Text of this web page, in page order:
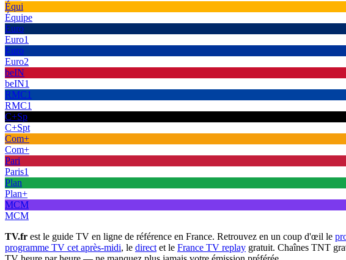
Équi
Équipe
Euro
Euro1
Euro
Euro2
beIN
beIN1
RMC1
RMC1
C+Sp
C+Spt
Com+
Com+
Pari
Paris1
Plan
Plan+
MCM
MCM
TV.fr est le guide TV en ligne de référence en France. Retrouvez en un coup d'œil le
programme TV cet après-midi, le direct et le France TV replay gratuit. Chaînes TNT